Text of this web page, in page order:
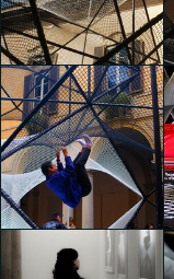
The Art of Dreams
Samuele Paganotti
The Art of Dreams
Samuele Paganotti